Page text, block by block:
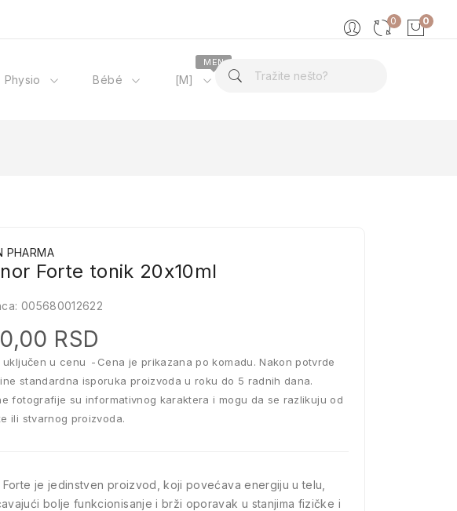
0
0
Physio Bébé [M]
MEN
O nama
PHARMA
Forte tonik 20x10ml
005680012622
RSD
uključen u cenu
Cena je prikazana po komadu. Nakon potvrde
standardna isporuka proizvoda u roku do 5 radnih dana.
fotografije su informativnog karaktera i mogu da se razlikuju od
ili stvarnog proizvoda.
Forte je jedinstven proizvod, koji povećava energiju u telu,
bolje funkcionisanje i brži oporavak u stanjima fizičke i